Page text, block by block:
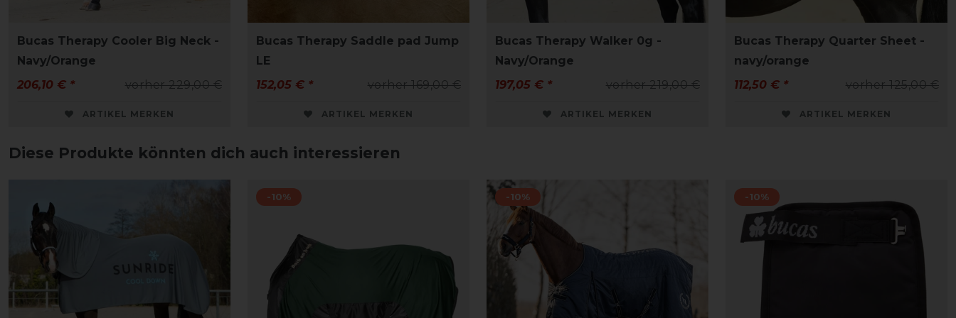
Bucas Therapy Cooler Big Neck -
Navy/Orange
vorher 229,00 €
206,10 € *
ARTIKEL MERKEN
Bucas Therapy Saddle pad Jump
LE
vorher 169,00 €
152,05 € *
ARTIKEL MERKEN
Bucas Therapy Walker 0g -
Navy/Orange
vorher 219,00 €
197,05 € *
ARTIKEL MERKEN
Bucas Therapy Quarter Sheet -
navy/orange
vorher 125,00 €
112,50 € *
ARTIKEL MERKEN
Diese Produkte könnten dich auch interessieren
-10% -10% -10%